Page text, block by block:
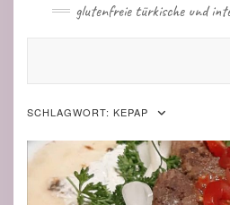
glutenfreie türkische und
SCHLAGWORT: KEPAP